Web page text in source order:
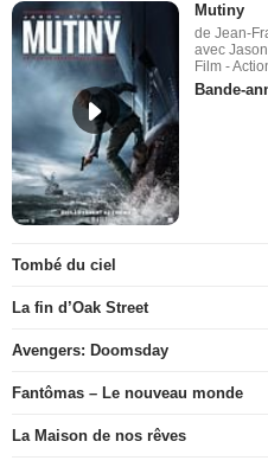
Mutiny
de Jean-
avec
Film -
Bande-
Tombé du ciel
La fin d’Oak Street
Avengers: Doomsday
Fantômas – Le nouveau monde
La Maison de nos rêves